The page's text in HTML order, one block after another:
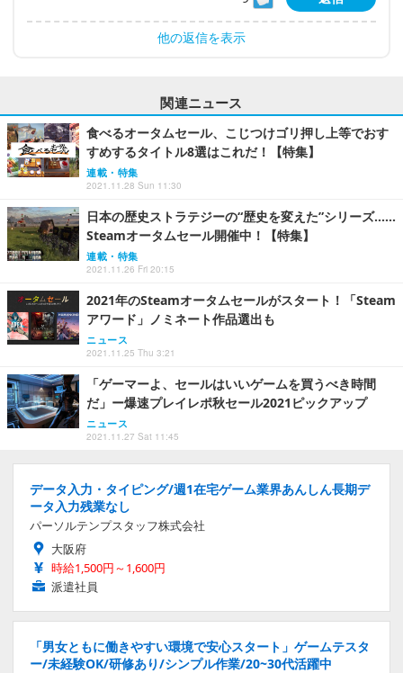
他の返信を表示
関連ニュース
食べるオータムセール、こじつけゴリ押し上等でおす
すめするタイトル8選はこれだ！【特集】
連載・特集
2021.11.28 Sun 11:30
日本の歴史ストラテジーの“歴史を変えた”シリーズ……
Steamオータムセール開催中！【特集】
連載・特集
2021.11.26 Fri 20:15
2021年のSteamオータムセールがスタート！「Steam
アワード」ノミネート作品選出も
ニュース
2021.11.25 Thu 3:21
「ゲーマーよ、セールはいいゲームを買うべき時間
だ」ー爆速プレイレポ秋セール2021ピックアップ
ニュース
2021.11.27 Sat 11:45
データ入力・タイピング/週1在宅ゲーム業界あんしん長期デ
ータ入力残業なし
パーソルテンプスタッフ株式会社
大阪府
時給1,500円～1,600円
派遣社員
「男女ともに働きやすい環境で安心スタート」ゲームテスタ
ー/未経験OK/研修あり/シンプル作業/20~30代活躍中